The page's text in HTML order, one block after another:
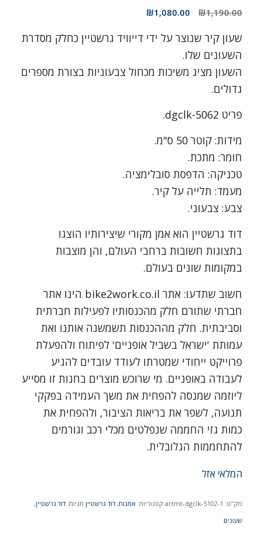
₪1,190.00
המחיר
היה:
₪1,190.00.
₪1,080.00
המחיר
הוא:
שעון קיר שנוצר על ידי דייוויד גרשטיין כחלק מסדרת
השעונים שלו.
השעון מציג משיכות מכחול צבעוניות בצורת מספרים
גדולים.
פריט dgclk-5062.
מידות: קוטר 50 ס"מ.
חומר: מתכת.
טכניקה: הדפסת סובלימציה.
מעמד: תלייה על קיר.
צבע: צבעוני.
דוד גרשטיין הוא אמן מקורי שיצירותיו הוצגו
בתצוגות חשובות ברחבי העולם, והן מוצבות
במקומות שונים בעולם.
חשוב שתדעו: אתר bike2work.co.il הינו אתר
חברתי שתורם חלק מהכנסותיו לפעילות חברתית
וסביבתית. חלק מההכנסות תשמשנה אותנו ואת
עמותת 'ישראל בשביל אופניים' לפיתוח ולהפעלת
פרוייקט ייחודי שמטרתו לעודד עובדים להגיע
לעבודה באופניים. מי שרוכש מוצרים בחנות זו מסייע
ליוזמה שמנסה להפחית את משך העמידה בפקקי
תנועה, לשפר את בריאות הציבור, ולהפחית את
כמות גזי החממה שנפלטים מכלי רכב וגורמים
להתחממות הגלובלית.
המלאי אזל
מק"ט: artmt-dgclk-5102-1 קטגוריות: אמנות, דוד גרשטיין תגיות: דוד גרשטיין,
שעונים